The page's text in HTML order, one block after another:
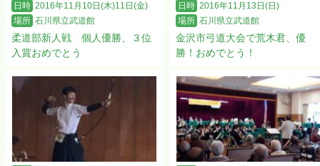
日時 2016年11月10日(木)11日(金)
場所 石川県立武道館
柔道部新人戦 個人優勝、３位
入賞おめでとう
日時 2016年11月13日(日)
場所 石川県立武道館
金沢市弓道大会で荒木君、優
勝！おめでとう！